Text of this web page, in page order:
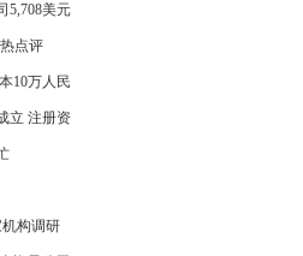
5,708美元
点评
10万人民
立 注册资
机构调研